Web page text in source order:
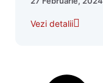
Vezi detalii